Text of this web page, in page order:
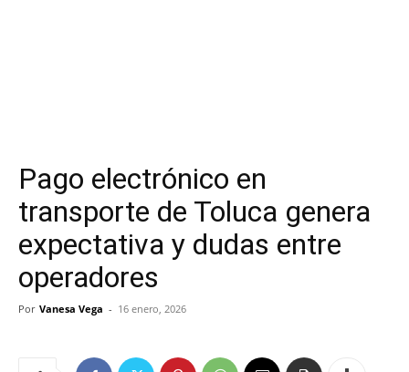
Pago electrónico en
transporte de Toluca genera
expectativa y dudas entre
operadores
Por Vanesa Vega - 16 enero, 2026